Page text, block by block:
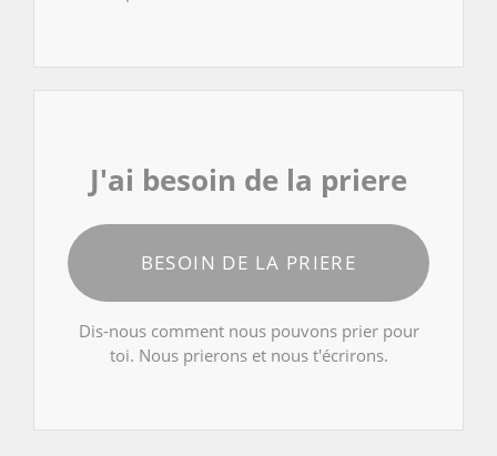
J'ai besoin de la priere
BESOIN DE LA PRIERE
Dis-nous comment nous pouvons prier pour
toi. Nous prierons et nous t'écrirons.